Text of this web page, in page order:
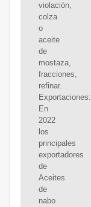
violación,
colza
o
aceite
de
mostaza,
fracciones,
refinar.
Exportaciones:
En
2022
los
principales
exportadores
de
Aceites
de
nabo